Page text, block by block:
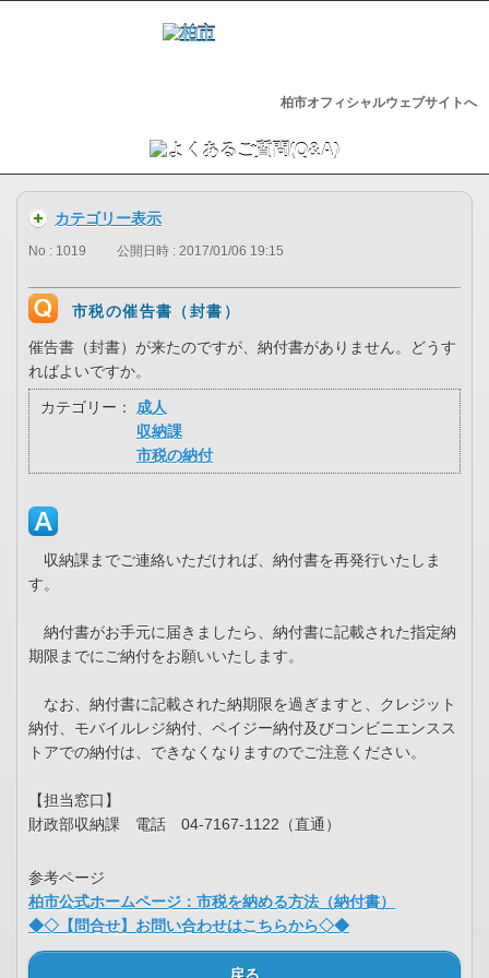
柏市オフィシャルウェブサイトへ
カテゴリー表示
No : 1019 公開日時 : 2017/01/06 19:15
市税の催告書（封書）
催告書（封書）が来たのですが、納付書がありません。どうす
ればよいですか。
カテゴリー：
成人
収納課
市税の納付
収納課までご連絡いただければ、納付書を再発行いたしま
す。
納付書がお手元に届きましたら、納付書に記載された指定納
期限までにご納付をお願いいたします。
なお、納付書に記載された納期限を過ぎますと、クレジット
納付、モバイルレジ納付、ペイジー納付及びコンビニエンスス
トアでの納付は、できなくなりますのでご注意ください。
【担当窓口】
財政部収納課 電話 04-7167-1122（直通）
参考ページ
柏市公式ホームページ：市税を納める方法（納付書）
◆◇【問合せ】お問い合わせはこちらから◇◆
戻る